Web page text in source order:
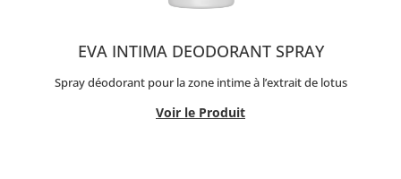
EVA INTIMA DEODORANT SPRAY
Spray déodorant pour la zone intime à l’extrait de lotus
Voir le Produit